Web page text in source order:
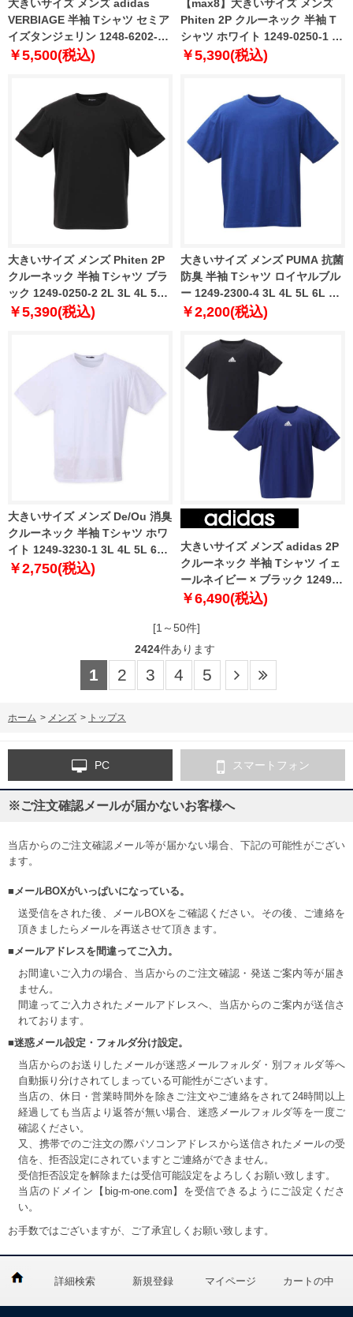
大きいサイズ メンズ adidas
VERBIAGE 半袖 Tシャツ セミア
イズタンジェリン 1248-6202-5
3XL 4XL 5XL
￥5,500(税込)
【max8】大きいサイズ メンズ
Phiten 2P クルーネック 半袖 T
シャツ ホワイト 1249-0250-1 2L
3L 4L 5L 6L 8L
￥5,390(税込)
大きいサイズ メンズ Phiten 2P
クルーネック 半袖 Tシャツ ブラ
ック 1249-0250-2 2L 3L 4L 5L
6L 8L
￥5,390(税込)
大きいサイズ メンズ PUMA 抗菌
防臭 半袖 Tシャツ ロイヤルブル
ー 1249-2300-4 3L 4L 5L 6L 7L
8L 9L 10L
￥2,200(税込)
大きいサイズ メンズ De/Ou 消臭
クルーネック 半袖 Tシャツ ホワ
イト 1249-3230-1 3L 4L 5L 6L
7L 8L
￥2,750(税込)
大きいサイズ メンズ adidas 2P
クルーネック 半袖 Tシャツ イェ
ールネイビー × ブラック 1249-
3280-1 3L 4L 5L 6L 8L
￥6,490(税込)
[1～50件]
2424件あります
1 2 3 4 5
ホーム > メンズ > トップス
PC スマートフォン
※ご注文確認メールが届かないお客様へ
当店からのご注文確認メール等が届かない場合、下記の可能性がござい
ます。
■メールBOXがいっぱいになっている。
送受信をされた後、メールBOXをご確認ください。その後、ご連絡を
頂きましたらメールを再送させて頂きます。
■メールアドレスを間違ってご入力。
お間違いご入力の場合、当店からのご注文確認・発送ご案内等が届き
ません。
間違ってご入力されたメールアドレスへ、当店からのご案内が送信さ
れております。
■迷惑メール設定・フォルダ分け設定。
当店からのお送りしたメールが迷惑メールフォルダ・別フォルダ等へ
自動振り分けされてしまっている可能性がございます。
当店の、休日・営業時間外を除きご注文やご連絡をされて24時間以上
経過しても当店より返答が無い場合、迷惑メールフォルダ等を一度ご
確認ください。
又、携帯でのご注文の際パソコンアドレスから送信されたメールの受
信を、拒否設定にされていますとご連絡ができません。
受信拒否設定を解除または受信可能設定をよろしくお願い致します。
当店のドメイン【big-m-one.com】を受信できるようにご設定くださ
い。
お手数ではございますが、ご了承宜しくお願い致します。
詳細検索 新規登録 マイページ カートの中